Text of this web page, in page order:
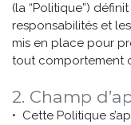
(la “Politique”)
responsabilités et
mis en place pour
tout comportement
2. Champ
• Cette Politique